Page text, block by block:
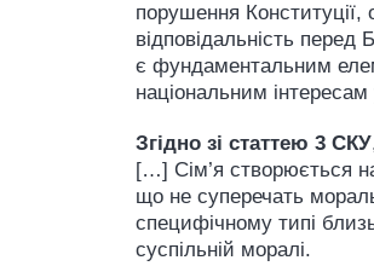
порушення
відповідальність перед
є фундаментальним
національним
Згідно зі статтею 3 СКУ
[…] Сім’я створюється
що не суперечать
специфічному типі
суспільній моралі.